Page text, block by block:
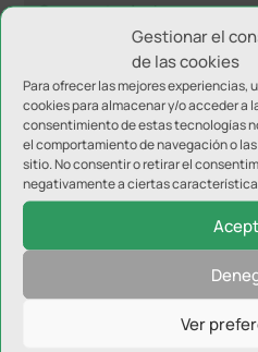
Gestionar el
de las cookies
Para ofrecer las mejores experiencias,
cookies para almacenar y/o acceder a
consentimiento de estas tecnologías
el comportamiento de navegación o
sitio. No consentir o retirar el
negativamente a ciertas
Ver